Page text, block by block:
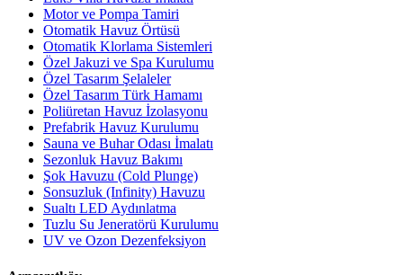
Motor ve Pompa Tamiri
Otomatik Havuz Örtüsü
Otomatik Klorlama Sistemleri
Özel Jakuzi ve Spa Kurulumu
Özel Tasarım Şelaleler
Özel Tasarım Türk Hamamı
Poliüretan Havuz İzolasyonu
Prefabrik Havuz Kurulumu
Sauna ve Buhar Odası İmalatı
Sezonluk Havuz Bakımı
Şok Havuzu (Cold Plunge)
Sonsuzluk (Infinity) Havuzu
Sualtı LED Aydınlatma
Tuzlu Su Jeneratörü Kurulumu
UV ve Ozon Dezenfeksiyon